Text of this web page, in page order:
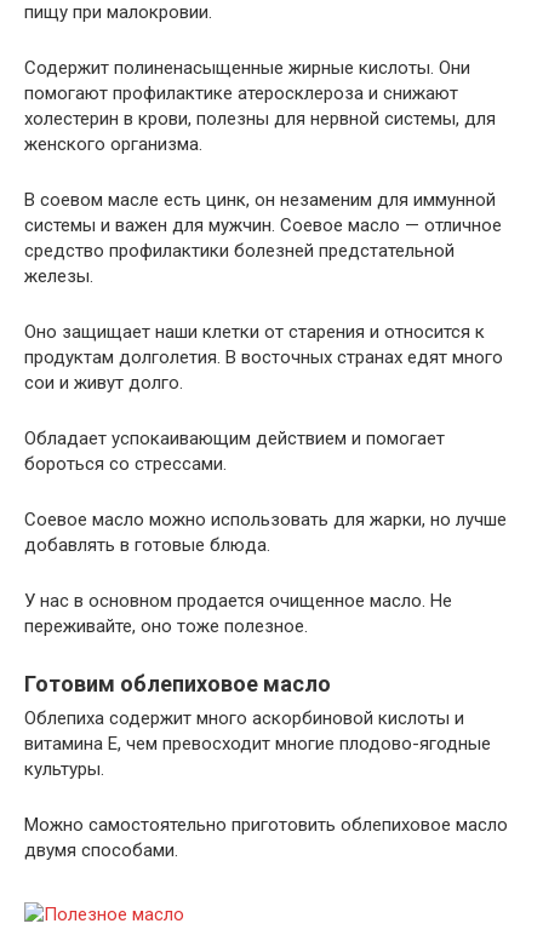
пищу при малокровии.
Содержит полиненасыщенные жирные кислоты. Они
помогают профилактике атеросклероза и снижают
холестерин в крови, полезны для нервной системы, для
женского организма.
В соевом масле есть цинк, он незаменим для иммунной
системы и важен для мужчин. Соевое масло — отличное
средство профилактики болезней предстательной
железы.
Оно защищает наши клетки от старения и относится к
продуктам долголетия. В восточных странах едят много
сои и живут долго.
Обладает успокаивающим действием и помогает
бороться со стрессами.
Соевое масло можно использовать для жарки, но лучше
добавлять в готовые блюда.
У нас в основном продается очищенное масло. Не
переживайте, оно тоже полезное.
Готовим облепиховое масло
Облепиха содержит много аскорбиновой кислоты и
витамина Е, чем превосходит многие плодово-ягодные
культуры.
Можно самостоятельно приготовить облепиховое масло
двумя способами.